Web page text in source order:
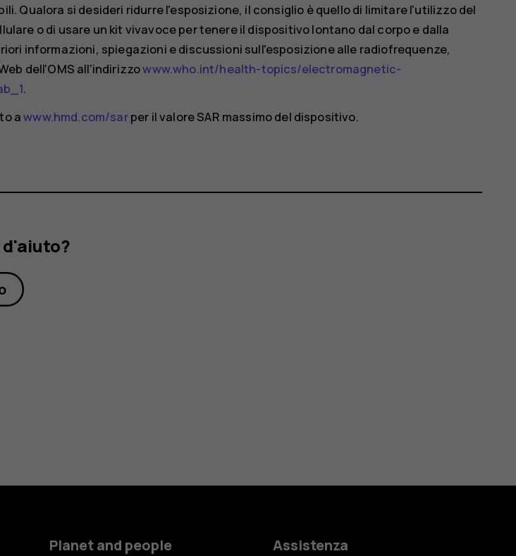
Qualora si desideri ridurre l'esposizione, il consiglio è quello di limitare l'utilizzo del
o di usare un kit vivavoce per tenere il dispositivo lontano dal corpo e dalla
informazioni, spiegazioni e discussioni sull'esposizione alle radiofrequenze,
dell'OMS all'indirizzowww.who.int/health-topics/electromagnetic-
.
awww.hmd.com/sarper il valore SAR massimo del dispositivo.
Planet and people
Assistenza